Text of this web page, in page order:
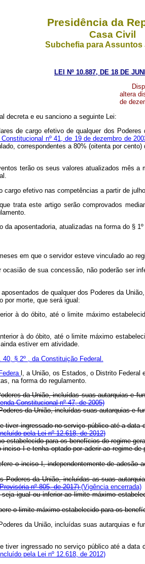
Presidência da
Casa Civil
Subchefia para
LEI Nº 10.887, DE 18 DE
altera
de
decreta e eu sanciono a seguinte Lei:
de cargo efetivo de qualquer dos
Constitucional nº 41, de 19 de dezembro de
correspondentes a 80% (oitenta por
terão os seus valores atualizados mês
efetivo nas competências a partir de
trata este artigo serão comprovados
aposentadoria, atualizadas na forma do §
em que o servidor esteve vinculado ao
ocasião de sua concessão, não poderão ser
de qualquer dos Poderes da
por morte, que será igual:
à do óbito, até o limite máximo
à do óbito, até o limite máximo
estiver em atividade.
40, § 2º , da Constituição Federal.
l, a União, os Estados, o Distrito
na forma do regulamento.
da União, incluídas suas autarquias e
Constitucional nº 47, de 2005)
da União, incluídas suas autarquias e
ingressado no serviço público até a
pela Lei nº 12.618, de 2012)
estabelecido para os benefícios do
inciso I e tenha optado por aderir ao
o inciso I, independentemente de
da União, incluídas as suas
nº 805, de 2017)(Vigência encerrada)
seja igual ou inferior ao limite máximo
o limite máximo estabelecido para os
da União, incluídas suas autarquias e
tiver ingressado no serviço público até a
pela Lei nº 12.618, de 2012)